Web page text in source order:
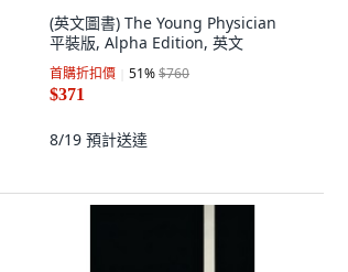
(英文圖書) The Young Physician
平裝版, Alpha Edition, 英文
首購折扣價 51%$760
$371
8/19 預計送達